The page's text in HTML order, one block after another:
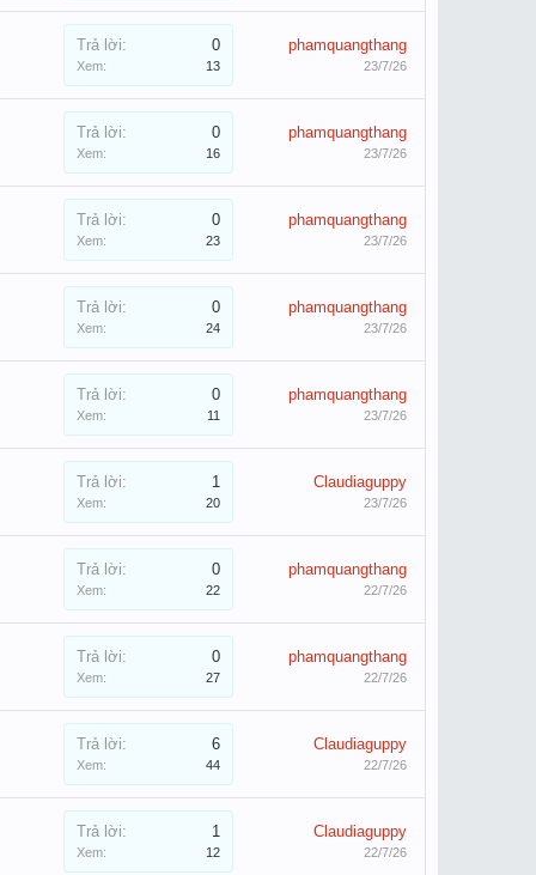
Trả lời: 0
Xem: 13
phamquangthang
23/7/26
Trả lời: 0
Xem: 16
phamquangthang
23/7/26
Trả lời: 0
Xem: 23
phamquangthang
23/7/26
Trả lời: 0
Xem: 24
phamquangthang
23/7/26
Trả lời: 0
Xem: 11
phamquangthang
23/7/26
Trả lời: 1
Xem: 20
Claudiaguppy
23/7/26
Trả lời: 0
Xem: 22
phamquangthang
22/7/26
Trả lời: 0
Xem: 27
phamquangthang
22/7/26
Trả lời: 6
Xem: 44
Claudiaguppy
22/7/26
Trả lời: 1
Xem: 12
Claudiaguppy
22/7/26